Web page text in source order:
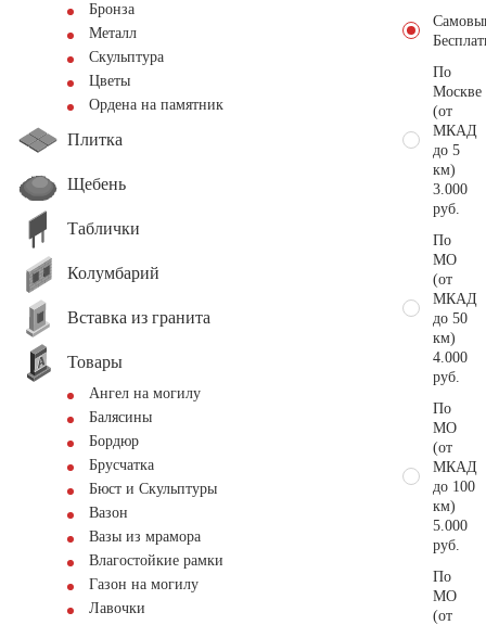
Бронза
Металл
Скульптура
Цветы
Ордена на памятник
Плитка
Щебень
Таблички
Колумбарий
Вставка из гранита
Товары
Ангел на могилу
Балясины
Бордюр
Брусчатка
Бюст и Скульптуры
Вазон
Вазы из мрамора
Влагостойкие рамки
Газон на могилу
Лавочки
По
Москве
(от
МКАД
до 5
км)
3.000
руб.
По
МО
(от
МКАД
до 50
км)
4.000
руб.
По
МО
(от
МКАД
до 100
км)
5.000
руб.
По
МО
(от